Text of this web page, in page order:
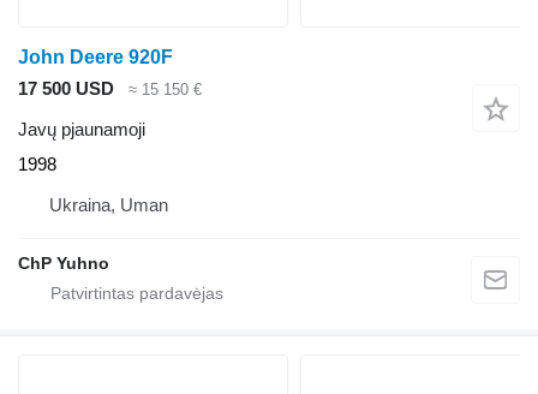
John Deere 920F
17 500 USD
≈ 15 150 €
Javų pjaunamoji
1998
Ukraina, Uman
ChP Yuhno